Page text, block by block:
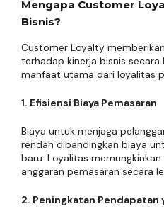
Mengapa Customer
Bisnis?
Customer Loyalty
terhadap kinerja bisnis secara
manfaat utama dari loyalitas
1. Efisiensi Biaya Pemasaran
Biaya untuk menjaga
rendah dibandingkan biaya
baru. Loyalitas
anggaran pemasaran secara
2. Peningkatan Pendapatan